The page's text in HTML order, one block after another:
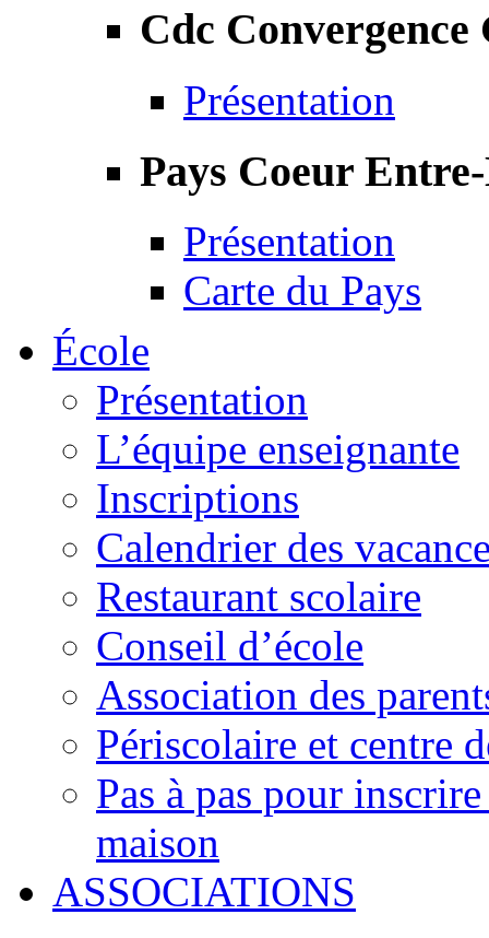
Cdc Convergence
Présentation
Pays Coeur
Présentation
Carte du Pays
École
Présentation
L’équipe enseignante
Inscriptions
Calendrier des
Restaurant scolaire
Conseil d’école
Association des
Périscolaire et centre
Pas à pas pour
maison
ASSOCIATIONS